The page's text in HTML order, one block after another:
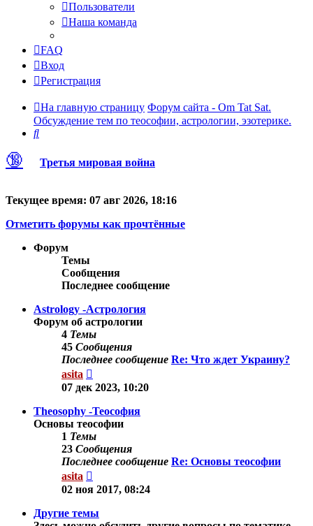
Пользователи
Наша команда
FAQ
Вход
Регистрация
На главную страницу Форум сайта - Om Tat Sat.
Обсуждение тем по теософии, астрологии, эзотерике.
Поиск
🔞 Третья мировая война
Текущее время: 07 авг 2026, 18:16
Отметить форумы как прочтённые
Форум
Темы
Сообщения
Последнее сообщение
Astrology -Астрология
Форум об астрологии
4 Темы
45 Сообщения
Последнее сообщение Re: Что ждет Украину?
asita
к
сообщению
07 дек 2023, 10:20
Theosophy -Теософия
Основы теософии
1 Темы
23 Сообщения
Последнее сообщение Re: Основы теософии
asita
к
сообщению
02 ноя 2017, 08:24
Другие темы